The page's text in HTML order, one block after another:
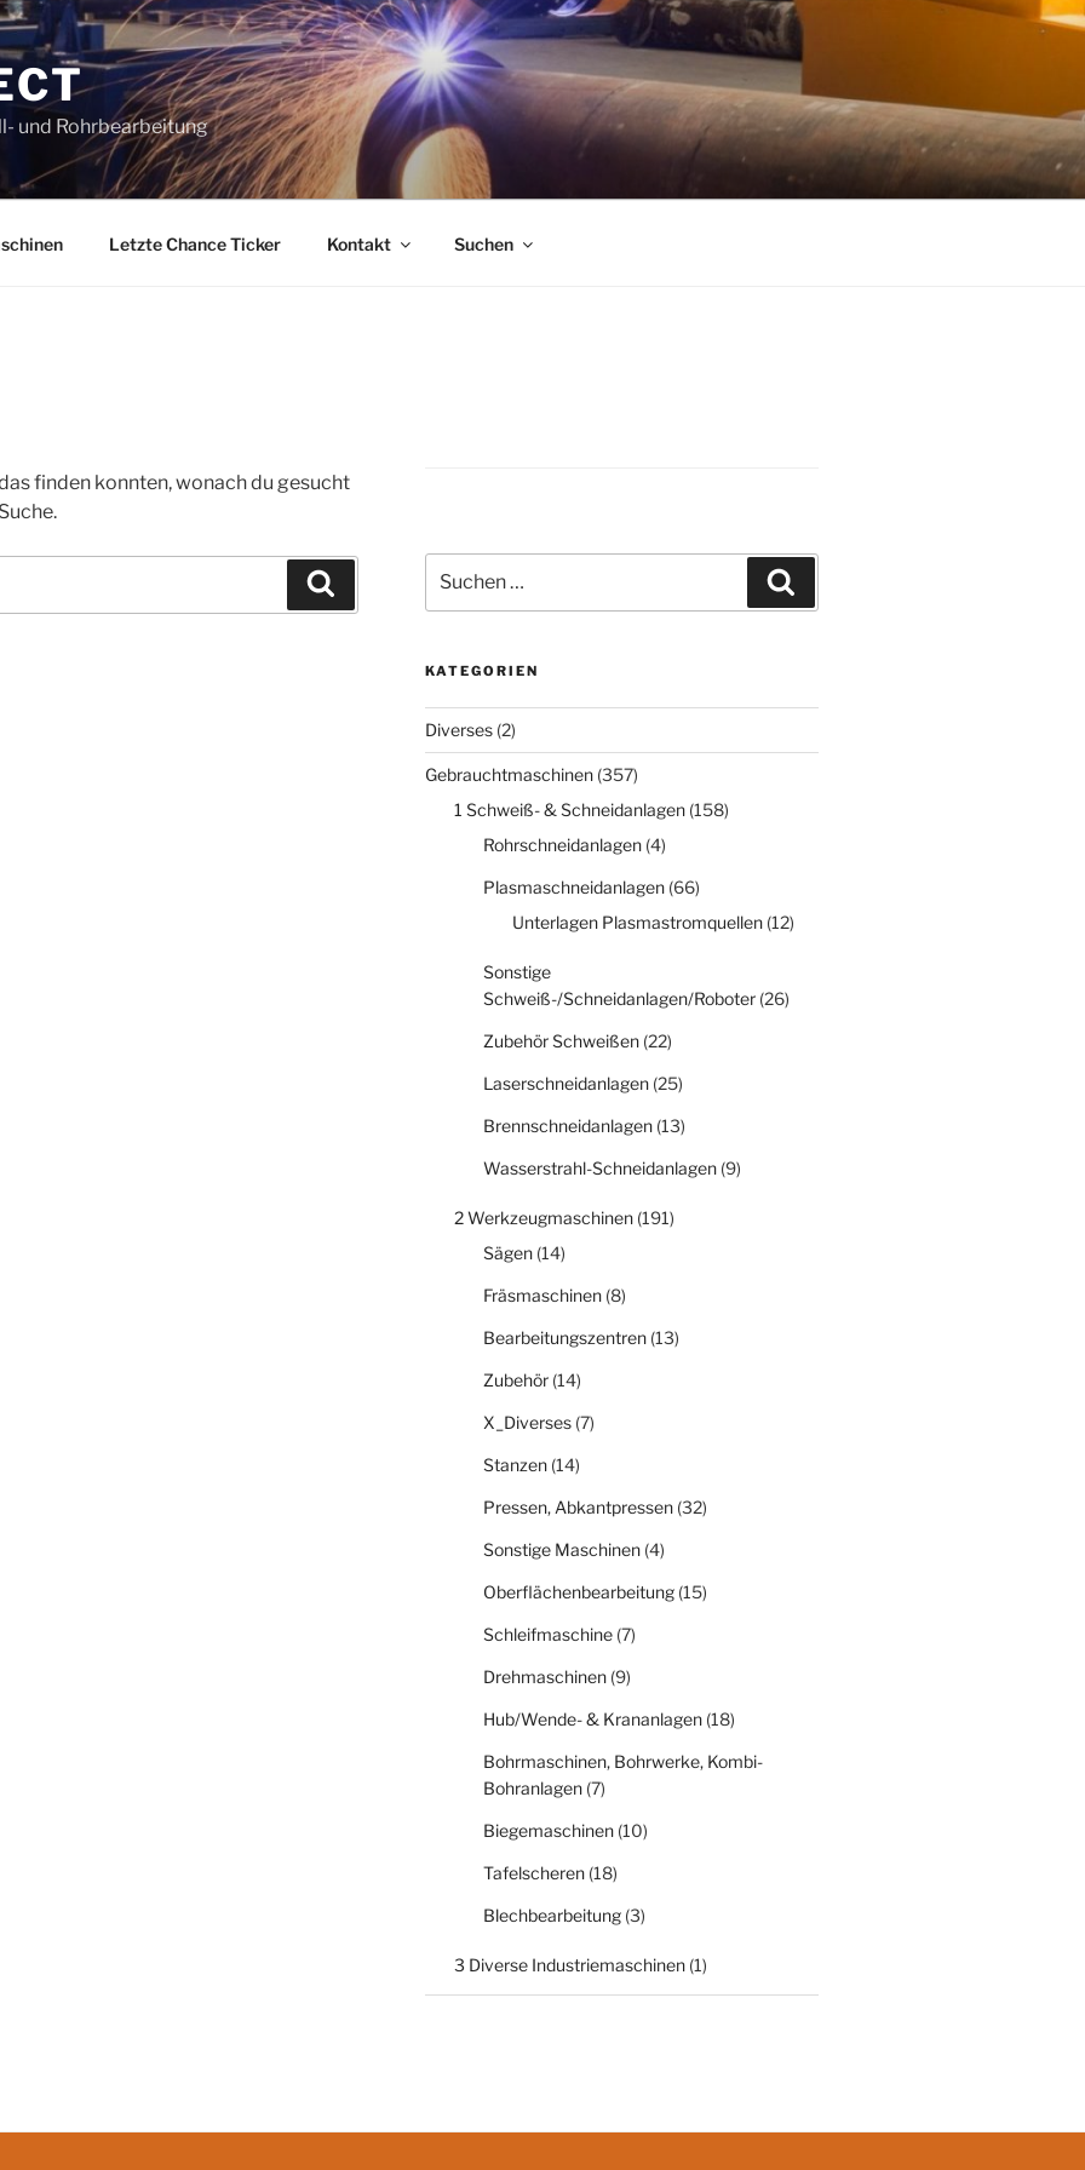
und Rohrbearbeitung
Letzte Chance Ticker Kontakt Suchen
finden konnten, wonach du gesucht
nach:
KATEGORIEN
Diverses(2)
Gebrauchtmaschinen(357)
1 Schweiß- & Schneidanlagen(158)
Rohrschneidanlagen(4)
Plasmaschneidanlagen(66)
Unterlagen Plasmastromquellen(12)
Sonstige
Schweiß-/Schneidanlagen/Roboter(26)
Zubehör Schweißen(22)
Laserschneidanlagen(25)
Brennschneidanlagen(13)
Wasserstrahl-Schneidanlagen(9)
2 Werkzeugmaschinen(191)
Sägen(14)
Fräsmaschinen(8)
Bearbeitungszentren(13)
Zubehör(14)
X_Diverses(7)
Stanzen(14)
Pressen, Abkantpressen(32)
Sonstige Maschinen(4)
Oberflächenbearbeitung(15)
Schleifmaschine(7)
Drehmaschinen(9)
Hub/Wende- & Krananlagen(18)
Bohrmaschinen, Bohrwerke, Kombi-
Bohranlagen(7)
Biegemaschinen(10)
Tafelscheren(18)
Blechbearbeitung(3)
3 Diverse Industriemaschinen(1)